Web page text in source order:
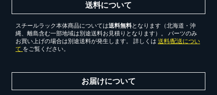
送料について
スチールラック本体商品については送料無料となります（北海道・沖
縄、離島含む一部地域は別途送料お見積りとなります）。 パーツのみ
お買い上げの場合は別途送料が発生します。 詳しくは 送料/配送につい
て をご覧ください。
お届けについて